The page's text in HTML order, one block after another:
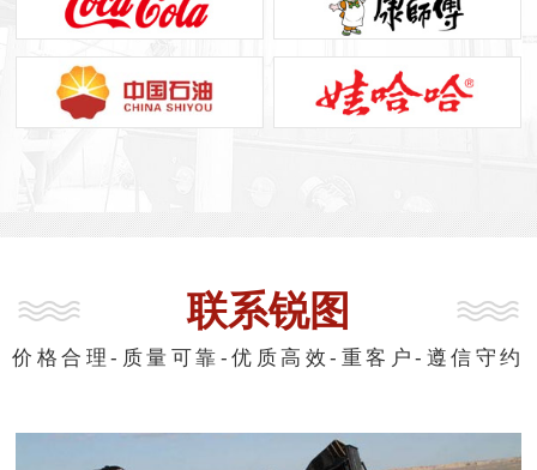
联系锐图
价格合理-质量可靠-优质高效-重客户-遵信守约